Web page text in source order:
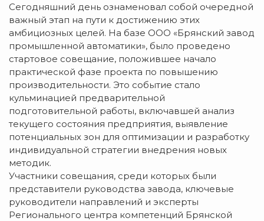
Сегодняшний день ознаменовал собой очередной
важный этап на пути к достижению этих
амбициозных целей. На базе ООО «Брянский завод
промышленной автоматики», было проведено
стартовое совещание, положившее начало
практической фазе проекта по повышению
производительности. Это событие стало
кульминацией предварительной
подготовительной работы, включавшей анализ
текущего состояния предприятия, выявление
потенциальных зон для оптимизации и разработку
индивидуальной стратегии внедрения новых
методик.
Участники совещания, среди которых были
представители руководства завода, ключевые
руководители направлений и эксперты
Регионального центра компетенций Брянской